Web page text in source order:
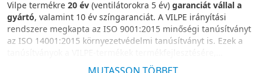
Vilpe termékre 20 év (ventilátorokra 5 év) garanciát vállal a
gyártó, valamint 10 év színgaranciát. A VILPE irányítási
rendszere megkapta az ISO 9001:2015 minőségi tanúsítványt
az ISO 14001:2015 környezetvédelmi tanúsítványt is. Ezek a
gyártására és értékesítésére vonatkoznak.